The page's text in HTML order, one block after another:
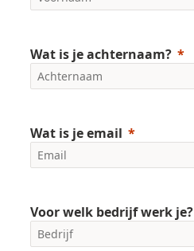
Wat is je achternaam?
Wat is je email
Voor welk bedrijf werk je?